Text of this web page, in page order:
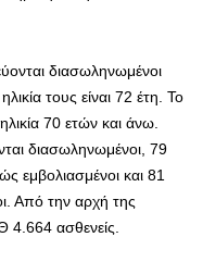
διασωληνωμένοι
τους είναι 72 έτη. To
70 ετών και άνω.
διασωληνωμένοι, 79
εμβολιασμένοι και 81
Από την αρχή της
4.664 ασθενείς.